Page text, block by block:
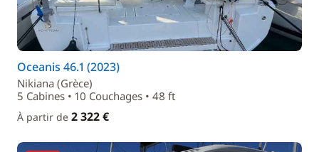
Oceanis 46.1 (2023)
Nikiana (Grèce)
5 Cabines • 10 Couchages • 48 ft
À partir de 2 322 €